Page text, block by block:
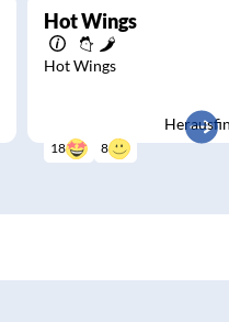
Hot Wings
Hot Wings
18 8